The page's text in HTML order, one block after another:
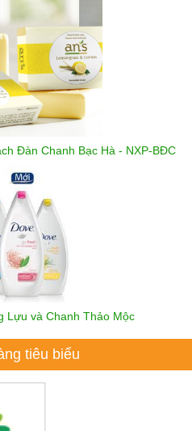
Đàn Chanh Bạc Hà - NXP-BĐC
Lựu và Chanh Thảo Mộc
tiêu biểu